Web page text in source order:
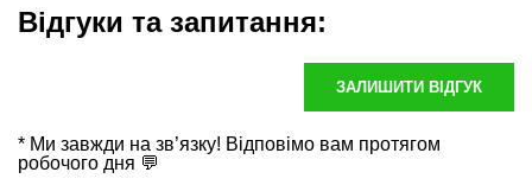
Відгуки та запитання:
ЗАЛИШИТИ ВІДГУК
* Ми завжди на зв’язку! Відповімо вам протягом
робочого дня 💬